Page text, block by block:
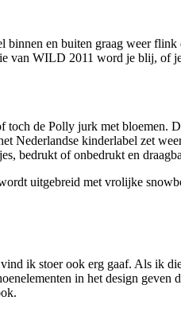
en buiten graag weer
van WILD 2011 word je blij,
de Polly jurk met bloemen.
Nederlandse kinderlabel zet
bedrukt of onbedrukt en
uitgebreid met vrolijke
ik stoer ook erg gaaf. Als ik
in het design geven